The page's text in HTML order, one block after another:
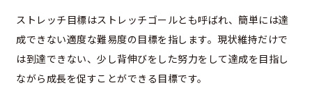
ストレッチ目標はストレッチゴールとも呼ばれ、簡単には達
成できない適度な難易度の目標を指します。現状維持だけで
は到達できない、少し背伸びをした努力をして達成を目指し
ながら成長を促すことができる目標です。